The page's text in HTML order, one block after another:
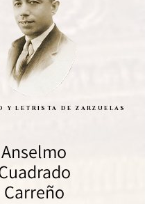
Y LETRISTA DE ZARZUELAS
Anselmo
Carreño